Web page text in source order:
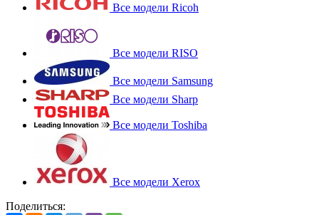
Все модели Ricoh
Все модели RISO
Все модели Samsung
Все модели Sharp
Все модели Toshiba
Все модели Xerox
Поделиться: